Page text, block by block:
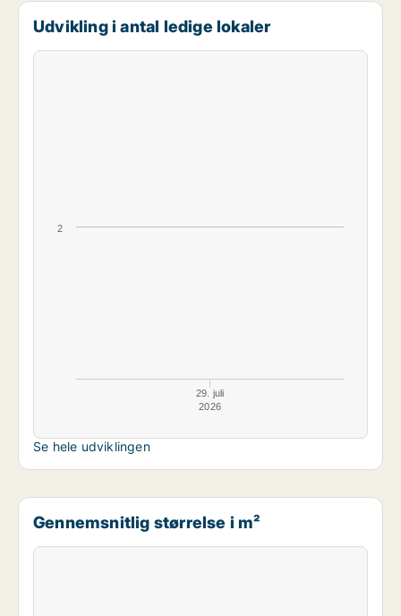
Udvikling i antal ledige lokaler
29. juli
2026
2
Se hele udviklingen
Gennemsnitlig størrelse i m²